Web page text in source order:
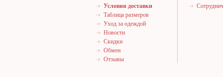
Условия доставки
Таблица размеров
Уход за одеждой
Новости
Скидки
Обмен
Отзывы